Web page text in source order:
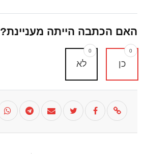
האם הכתבה הייתה מעניינת?
כן
0
לא
0